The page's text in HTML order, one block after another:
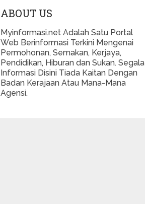
ABOUT US
Myinformasi.net Adalah Satu Portal
Web Berinformasi Terkini Mengenai
Permohonan, Semakan, Kerjaya,
Pendidikan, Hiburan dan Sukan. Segala
Informasi Disini Tiada Kaitan Dengan
Badan Kerajaan Atau Mana-Mana
Agensi.